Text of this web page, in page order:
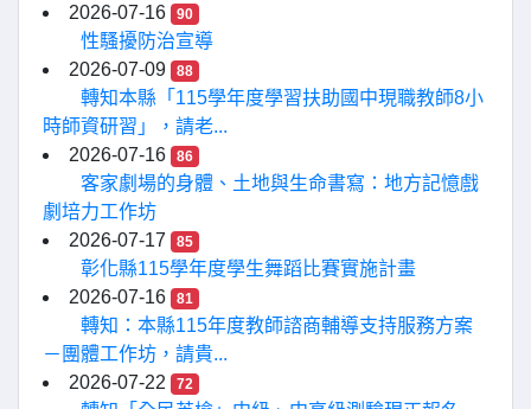
2026-07-16
90
性騷擾防治宣導
2026-07-09
88
轉知本縣「115學年度學習扶助國中現職教師8小
時師資研習」，請老...
2026-07-16
86
客家劇場的身體、土地與生命書寫：地方記憶戲
劇培力工作坊
2026-07-17
85
彰化縣115學年度學生舞蹈比賽實施計畫
2026-07-16
81
轉知：本縣115年度教師諮商輔導支持服務方案
－團體工作坊，請貴...
2026-07-22
72